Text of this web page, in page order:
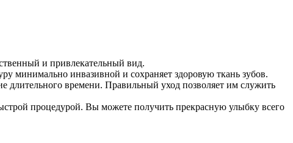
и привлекательный вид.
минимально инвазивной и сохраняет здоровую ткань зубов.
длительного времени. Правильный уход позволяет им служить
процедурой. Вы можете получить прекрасную улыбку всего